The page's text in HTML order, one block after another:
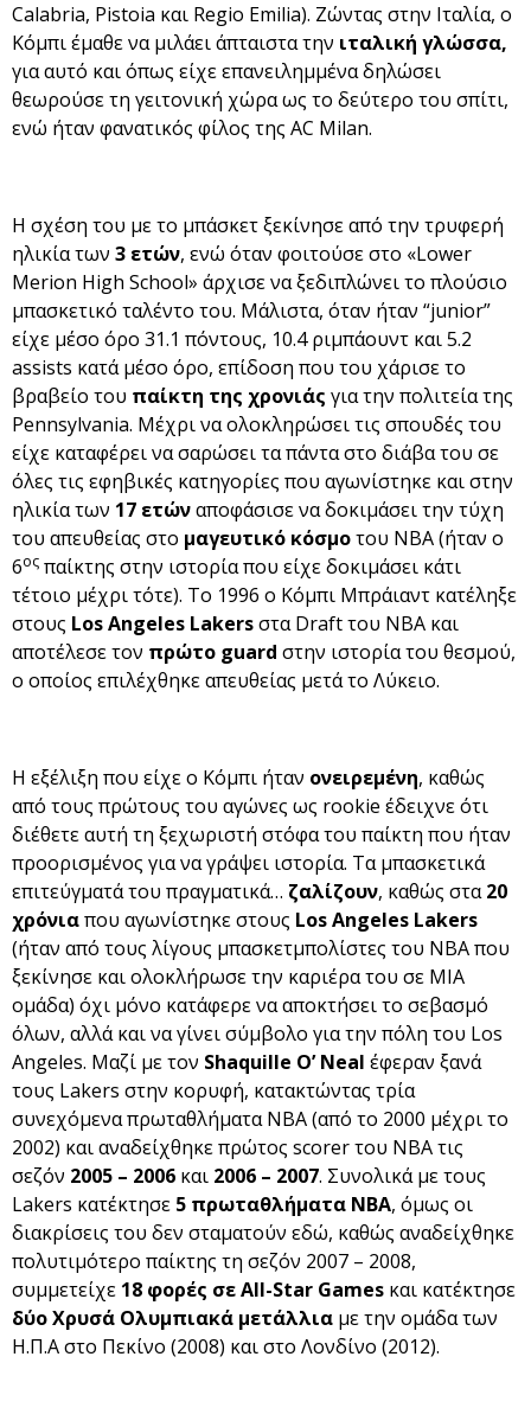
Calabria, Pistoia και Regio Emilia). Ζώντας στην Ιταλία, ο
Κόμπι έμαθε να μιλάει άπταιστα την ιταλική γλώσσα,
για αυτό και όπως είχε επανειλημμένα δηλώσει
θεωρούσε τη γειτονική χώρα ως το δεύτερο του σπίτι,
ενώ ήταν φανατικός φίλος της AC Milan.
Η σχέση του με το μπάσκετ ξεκίνησε από την τρυφερή
ηλικία των 3 ετών, ενώ όταν φοιτούσε στο «Lower
Merion High School» άρχισε να ξεδιπλώνει το πλούσιο
μπασκετικό ταλέντο του. Μάλιστα, όταν ήταν “junior”
είχε μέσο όρο 31.1 πόντους, 10.4 ριμπάουντ και 5.2
assists κατά μέσο όρο, επίδοση που του χάρισε το
βραβείο του παίκτη της χρονιάς για την πολιτεία της
Pennsylvania. Μέχρι να ολοκληρώσει τις σπουδές του
είχε καταφέρει να σαρώσει τα πάντα στο διάβα του σε
όλες τις εφηβικές κατηγορίες που αγωνίστηκε και στην
ηλικία των 17 ετώναποφάσισε να δοκιμάσει την τύχη
του απευθείας στο μαγευτικό κόσμοτου NBA (ήταν ο
6ος παίκτης στην ιστορία που είχε δοκιμάσει κάτι
τέτοιο μέχρι τότε). Το 1996 ο Κόμπι Μπράιαντ κατέληξε
στους Los Angeles Lakersστα Draft του NBA και
αποτέλεσε τον πρώτο guard στην ιστορία του θεσμού,
ο οποίος επιλέχθηκε απευθείας μετά το Λύκειο.
Η εξέλιξη που είχε ο Κόμπι ήταν ονειρεμένη, καθώς
από τους πρώτους του αγώνες ως rookie έδειχνε ότι
διέθετε αυτή τη ξεχωριστή στόφα του παίκτη που ήταν
προορισμένος για να γράψει ιστορία. Τα μπασκετικά
επιτεύγματά του πραγματικά… ζαλίζουν, καθώς στα20
χρόνιαπου αγωνίστηκε στους Los Angeles Lakers
(ήταν από τους λίγους μπασκετμπολίστες του NBA που
ξεκίνησε και ολοκλήρωσε την καριέρα του σε ΜΙΑ
ομάδα) όχι μόνο κατάφερε να αποκτήσει το σεβασμό
όλων, αλλά και να γίνει σύμβολο για την πόλη του Los
Angeles. Μαζί με τον Shaquille O’ Neal έφεραν ξανά
τους Lakers στην κορυφή, κατακτώντας τρία
συνεχόμενα πρωταθλήματα NBA (από το 2000 μέχρι το
2002) και αναδείχθηκε πρώτος scorer του NBA τις
σεζόν 2005 – 2006 και 2006 – 2007. Συνολικά με τους
Lakers κατέκτησε 5 πρωταθλήματα NBA, όμως οι
διακρίσεις του δεν σταματούν εδώ, καθώς αναδείχθηκε
πολυτιμότερο παίκτης τη σεζόν 2007 – 2008,
συμμετείχε 18 φορές σε All-Star Games και κατέκτησε
δύο Χρυσά Ολυμπιακά μετάλλια με την ομάδα των
H.Π.Α στο Πεκίνο (2008) και στο Λονδίνο (2012).